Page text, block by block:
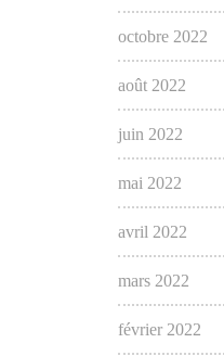
octobre 2022
août 2022
juin 2022
mai 2022
avril 2022
mars 2022
février 2022